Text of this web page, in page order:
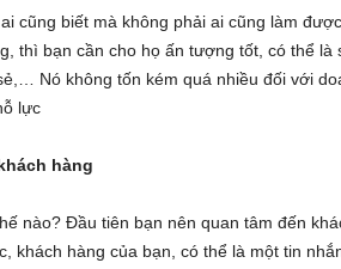
cũng biết mà không phải ai cũng làm
thì bạn cần cho họ ấn tượng tốt, có thể là
Nó không tốn kém quá nhiều đối với
lực
hàng
nào? Đầu tiên bạn nên quan tâm đến
khách hàng của bạn, có thể là một tin